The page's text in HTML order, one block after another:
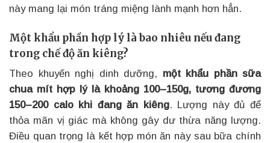
này mang lại món tráng miệng lành mạnh hơn hẳn.
Một khẩu phần hợp lý là bao nhiêu nếu đang
trong chế độ ăn kiêng?
Theo khuyến nghị dinh dưỡng, một khẩu phần sữa
chua mít hợp lý là khoảng 100–150g, tương đương
150–200 calo khi đang ăn kiêng. Lượng này đủ để
thỏa mãn vị giác mà không gây dư thừa năng lượng.
Điều quan trọng là kết hợp món ăn này sau bữa chính